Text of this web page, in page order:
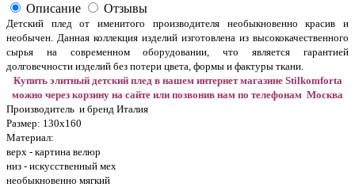
Описание Отзывы
Детский плед от именитого производителя необыкновенно красив и
необычен. Данная коллекция изделий изготовлена из высококачественного
сырья на современном оборудовании, что является гарантией
долговечности изделий без потери цвета, формы и фактуры ткани.
Купить элитный детский плед в нашем интернет магазине Stilkomforta
можно через корзину на сайте или позвонив нам по телефонам Москва
Производитель и бренд Италия
Размер: 130х160
Материал:
верх - картина велюр
низ - искусственный мех
необыкновенно мягкий